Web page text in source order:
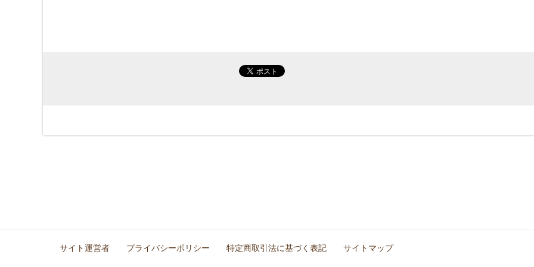
サイト運営者 プライバシーポリシー 特定商取引法に基づく表記 サイトマップ